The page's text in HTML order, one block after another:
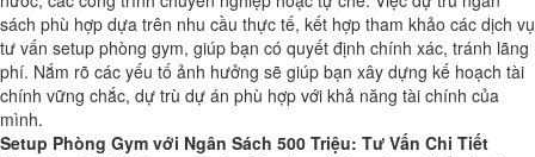
sách phù hợp dựa trên nhu cầu thực tế, kết hợp tham khảo các dịch vụ
tư vấn setup phòng gym, giúp bạn có quyết định chính xác, tránh lãng
phí. Nắm rõ các yếu tố ảnh hưởng sẽ giúp bạn xây dựng kế hoạch tài
chính vững chắc, dự trù dự án phù hợp với khả năng tài chính của
mình.
Setup Phòng Gym với Ngân Sách 500 Triệu: Tư Vấn Chi Tiết